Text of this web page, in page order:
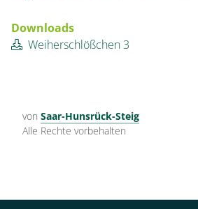
Downloads
Weiherschlößchen 3
von Saar-Hunsrück-Steig
Alle Rechte vorbehalten